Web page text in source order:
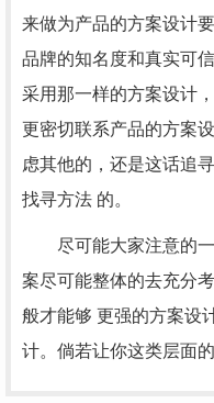
来做为产品的方案设计
品牌的知名度和真实可
采用那一样的方案设计
更密切联系产品的方案
虑其他的，还是这话追
找寻方法 的。
尽可能大家注意的一
案尽可能整体的去充分
般才能够 更强的方案设
计。倘若让你这类层面